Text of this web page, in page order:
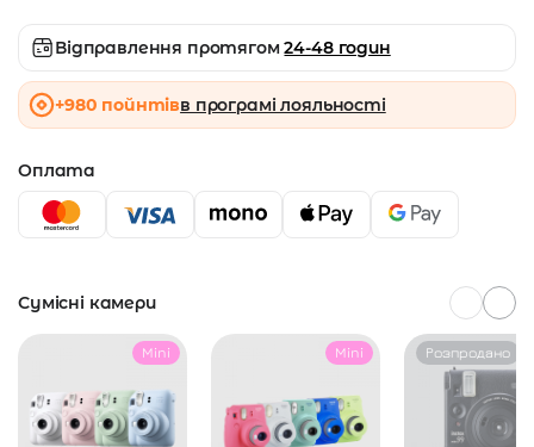
Відправлення протягом24-48 годин
+980 пойнтівв програмі лояльності
Оплата
Сумісні камери
Mini Mini Розпродано